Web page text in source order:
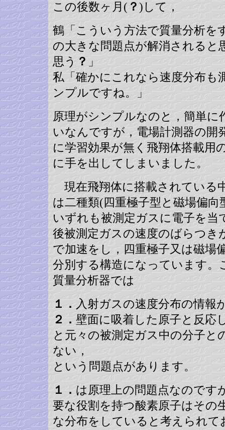
この後数ヶ月(？)して，
鶴「こういう方法で質量分析を
の大きな問題点が解消されると
思う？ 」
私「確かにこれなら速度分布も
ンプルですね。」
原理がシンプルなのと，簡単に
いなんですが，電場計測器の開
に学習効果が無く飛翔体搭載用
に手を出してしまいました。
現在飛翔体に搭載されている
は二種類(四重極子型と磁場偏
いずれも被測定ガスに電子を当
後被測定ガスの速度のばらつき
で加速をし，四重極子又は磁場
分別する構造になっています。
質量分析器では
１．入射ガスの速度分布の情報
２．壁面に吸着した原子と反応
と元々の被測定ガス中の分子と
ない，
という問題点があります。
１．は原理上の問題点なのです
要な役割を持つ酸素原子はその
な分布をしていると考えられて